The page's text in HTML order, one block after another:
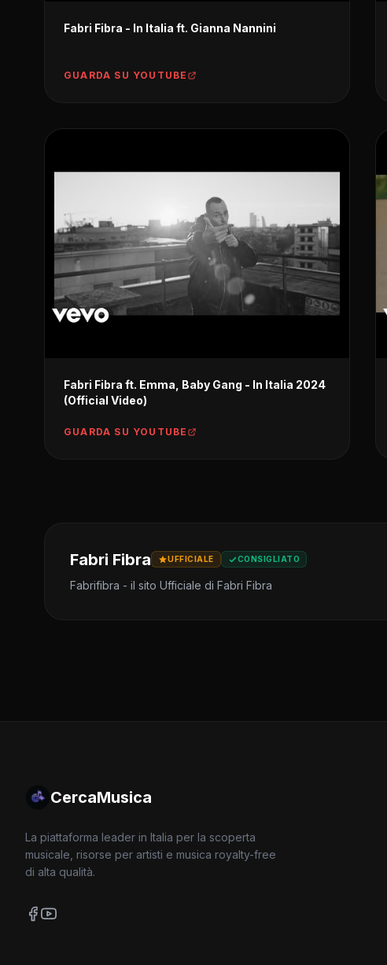
Fabri Fibra - In Italia ft. Gianna Nannini
GUARDA SU YOUTUBE
Fabri Fibra ft. Emma, Baby Gang - In Italia 2024
(Official Video)
GUARDA SU YOUTUBE
Fabri Fibra UFFICIALE CONSIGLIATO
Fabrifibra - il sito Ufficiale di Fabri Fibra
CercaMusica
La piattaforma leader in Italia per la scoperta
musicale, risorse per artisti e musica royalty-free
di alta qualità.